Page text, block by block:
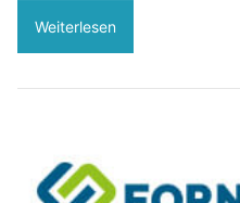
Weiterlesen